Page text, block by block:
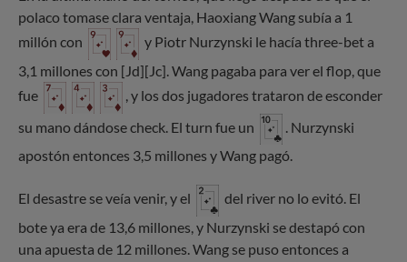
polaco tomase clara ventaja, Haoxiang Wang subía a 1
millón con
y Piotr Nurzynski le hacía three-bet a
3,1 millones con [Jd][Jc]. Wang pagaba para ver el flop, que
fue
, y los dos jugadores trataron de esconder
su mano dándose check. El turn fue un
. Nurzynski
apostón entonces 3,5 millones y Wang pagó.
El desastre se veía venir, y el
del river no lo evitó. El
bote ya era de 13,6 millones, y Nurzynski se destapó con
una apuesta de 12 millones. Wang se puso entonces a